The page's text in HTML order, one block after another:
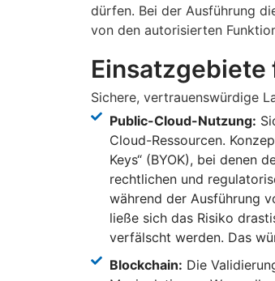
dürfen. Bei der Ausführung
von den autorisierten
Sichere, vertrauenswürdige
Public-Cloud-Nutzung:
Cloud-Ressourcen.
Keys“ (BYOK), bei denen
rechtlichen und
während der Ausführung
ließe sich das Risiko
verfälscht werden. Das
Blockchain: Die